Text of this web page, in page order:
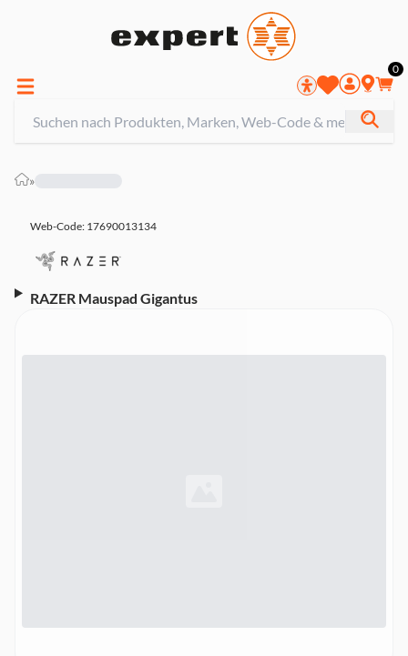
0
»
Web-Code: 17690013134
RAZER Mauspad Gigantus